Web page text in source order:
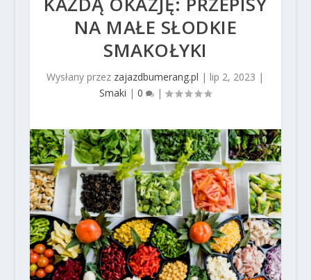
NA MAŁE SŁODKIE
SMAKOŁYKI
Wysłany przez zajazdbumerang.pl | lip 2, 2023 |
Smaki |0 |